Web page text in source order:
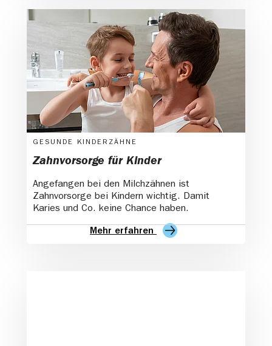
GESUNDE KINDERZÄHNE
Zahnvorsorge für Kinder
Angefangen bei den Milchzähnen ist
Zahnvorsorge bei Kindern wichtig. Damit
Karies und Co. keine Chance haben.
Mehr erfahren